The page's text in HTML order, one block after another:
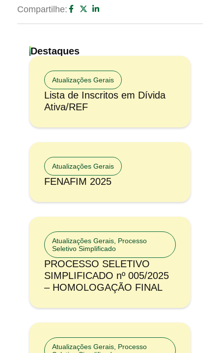
Compartilhe:
Destaques
Atualizações Gerais
Lista de Inscritos em Dívida
Ativa/REF
Atualizações Gerais
FENAFIM 2025
Atualizações Gerais, Processo
Seletivo Simplificado
PROCESSO SELETIVO
SIMPLIFICADO nº 005/2025
– HOMOLOGAÇÃO FINAL
Atualizações Gerais, Processo